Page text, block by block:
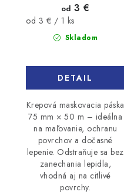
Skladom
od 3 €
Jednotková
od 3 € / 1 ks
DETAIL
Krepová maskovacia páska
75 mm × 50 m – ideálna
na maľovanie, ochranu
povrchov a dočasné
lepenie. Odstraňuje sa bez
zanechania lepidla,
vhodná aj na citlivé
povrchy.